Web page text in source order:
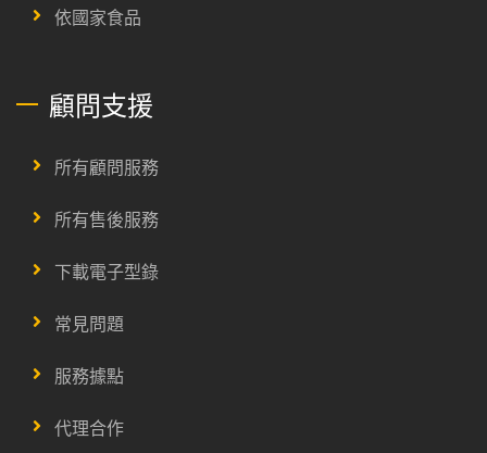
依國家食品
顧問支援
所有顧問服務
所有售後服務
下載電子型錄
常見問題
服務據點
代理合作